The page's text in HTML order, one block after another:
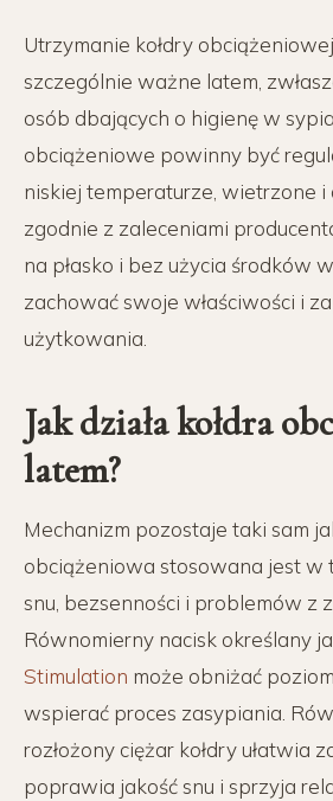
Utrzymanie kołdry
szczególnie ważne latem,
osób dbających o higienę w
obciążeniowe powinny być
niskiej temperaturze, wietrzone i
zgodnie z zaleceniami
na płasko i bez użycia środków
zachować swoje właściwości i
użytkowania.
Jak działa kołdra
latem?
Mechanizm pozostaje taki sam
obciążeniowa stosowana jest w
snu, bezsenności i problemów z
Równomierny nacisk określany
Stimulation może obniżać
wspierać proces zasypiania.
rozłożony ciężar kołdry ułatwia
poprawia jakość snu i sprzyja